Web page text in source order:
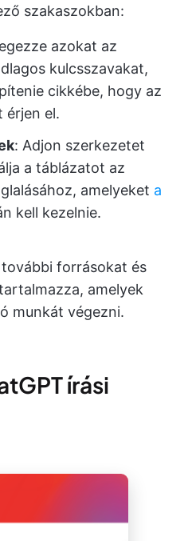
szakaszokban:
azokat az
kulcsszavakat,
cikkébe, hogy az
érjen el.
: Adjon szerkezetet
a táblázatot az
amelyeket a
kell kezelnie.
forrásokat és
amelyek
munkát végezni.
írási